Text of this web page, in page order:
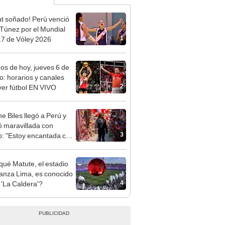
1
soñado! Perú venció
por el Mundial
de Vóley 2026
2
de hoy, jueves 6 de
horarios y canales
fútbol EN VIVO
3
Biles llegó a Perú y
maravillada con
"Estoy encantada con
4
Matute, el estadio
Lima, es conocido
Caldera'?